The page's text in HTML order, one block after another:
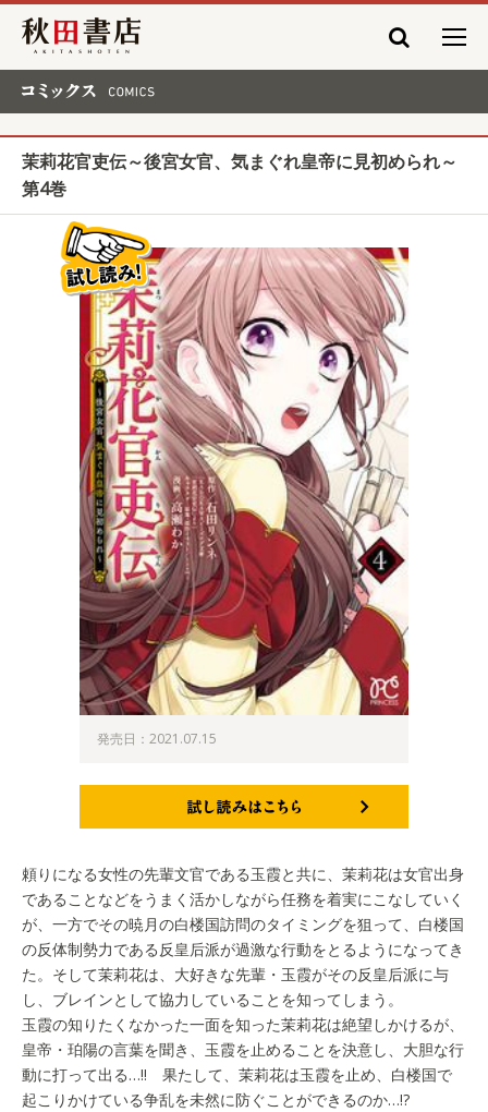
秋田書店
茉莉花官吏伝～後宮女官、気まぐれ皇帝に見初められ～
第4巻
発売日：2021.07.15
頼りになる女性の先輩文官である玉霞と共に、茉莉花は女官出身
であることなどをうまく活かしながら任務を着実にこなしていく
が、一方でその暁月の白楼国訪問のタイミングを狙って、白楼国
の反体制勢力である反皇后派が過激な行動をとるようになってき
た。そして茉莉花は、大好きな先輩・玉霞がその反皇后派に与
し、ブレインとして協力していることを知ってしまう。
玉霞の知りたくなかった一面を知った茉莉花は絶望しかけるが、
皇帝・珀陽の言葉を聞き、玉霞を止めることを決意し、大胆な行
動に打って出る…!! 果たして、茉莉花は玉霞を止め、白楼国で
起こりかけている争乱を未然に防ぐことができるのか…!?